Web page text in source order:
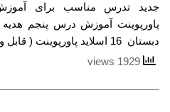
جدید تدرس مناسب برای
پاورپوینت آموزش درس پنجم
دبستان 16 اسلاید پاورپوینت ( قابل ویرایش )...